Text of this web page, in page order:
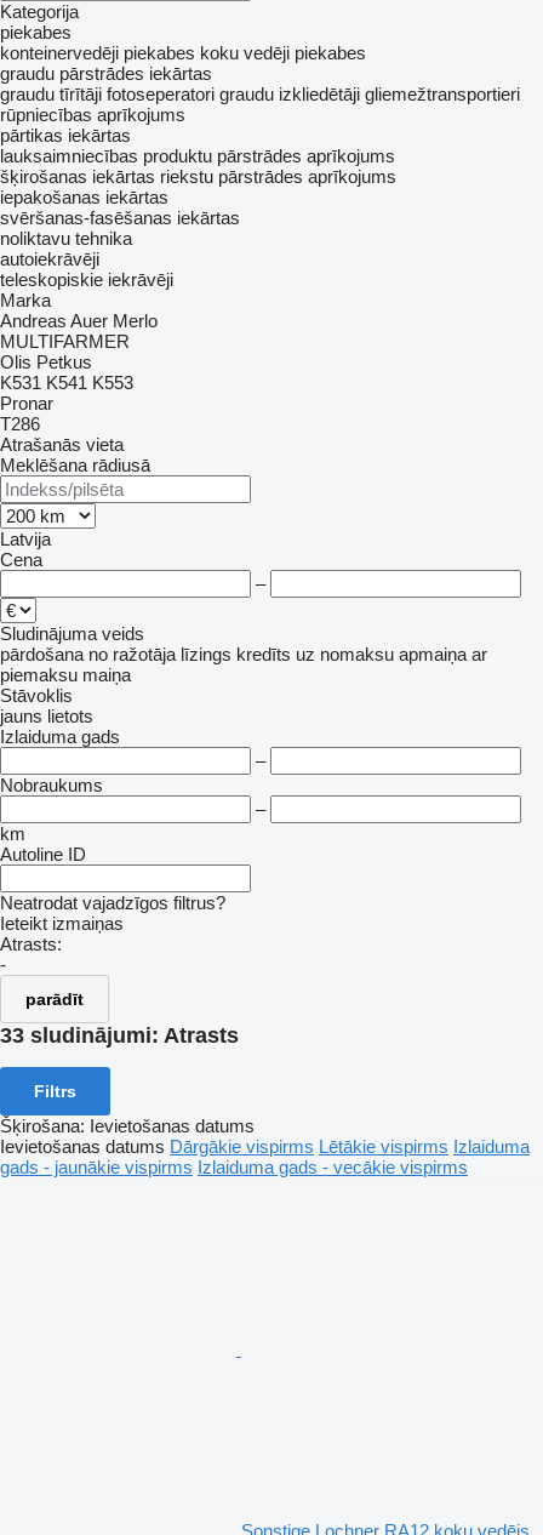
Kategorija
piekabes
konteinervedēji piekabes koku vedēji piekabes
graudu pārstrādes iekārtas
graudu tīrītāji fotoseperatori graudu izkliedētāji gliemežtransportieri
rūpniecības aprīkojums
pārtikas iekārtas
lauksaimniecības produktu pārstrādes aprīkojums
šķirošanas iekārtas riekstu pārstrādes aprīkojums
iepakošanas iekārtas
svēršanas-fasēšanas iekārtas
noliktavu tehnika
autoiekrāvēji
teleskopiskie iekrāvēji
Marka
Andreas Auer Merlo
MULTIFARMER
Olis Petkus
K531 K541 K553
Pronar
T286
Atrašanās vieta
Meklēšana rādiusā
Latvija
Cena
–
Sludinājuma veids
pārdošana no ražotāja līzings kredīts uz nomaksu apmaiņa ar
piemaksu maiņa
Stāvoklis
jauns lietots
Izlaiduma gads
–
Nobraukums
–
km
Autoline ID
Neatrodat vajadzīgos filtrus?
Ieteikt izmaiņas
Atrasts:
-
parādīt
33 sludinājumi: Atrasts
Filtrs
Šķirošana: Ievietošanas datums
Ievietošanas datums Dārgākie vispirms Lētākie vispirms Izlaiduma
gads - jaunākie vispirms Izlaiduma gads - vecākie vispirms
Sonstige Lochner RA12 koku vedējs